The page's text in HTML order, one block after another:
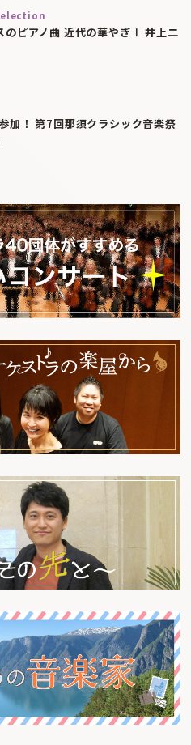
のピアノ曲 近代の華やぎⅠ 井上二
加！ 第7回那須クラシック音楽祭